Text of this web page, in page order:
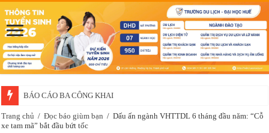
Thông báo về việc xét chọn sinh viên đề nghị nhận học bổng của doanh
Trang chủ / Đọc báo giùm bạn / Dấu ấn ngành VHTTDL 6 tháng đầu năm: “Cỗ
xe tam mã” bắt đầu bứt tốc